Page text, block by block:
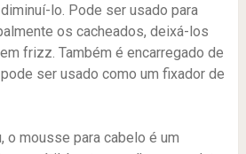
lo. Pode ser usado para
os cacheados, deixá-los
frizz. Também é encarregado de
ser usado como um fixador de
o mousse para cabelo é um